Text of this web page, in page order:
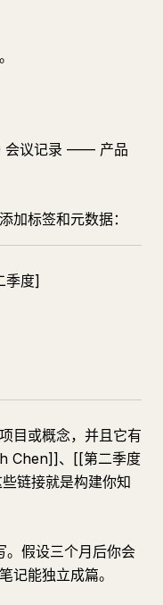
会议记录 —— 产品
加标签和元数据：
季度]
目或概念，并且它有
Chen]]、[[第二季度
链接就是构建你知
。假设三个月后你会
记能独立成篇。